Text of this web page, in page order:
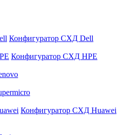
Конфигуратор СХД Dell
Конфигуратор СХД HPE
Конфигуратор СХД Huawei